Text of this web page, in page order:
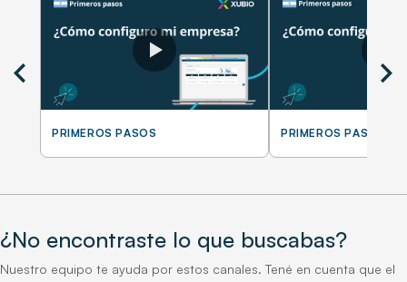
chevron_left
PRIMEROS PASOS PRIMEROS PASOS
chevron_right
¿No encontraste lo que buscabas?
Nuestro equipo te ayuda por estos canales. Tené en cuenta que el